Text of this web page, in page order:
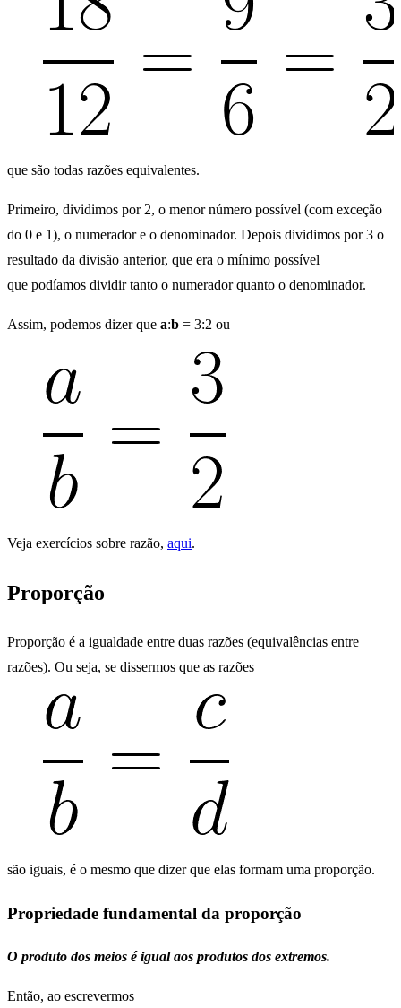
que são todas razões equivalentes.
Primeiro, dividimos por 2, o menor número possível (com exceção
do 0 e 1), o numerador e o denominador. Depois dividimos por 3 o
resultado da divisão anterior, que era o mínimo possível
que podíamos dividir tanto o numerador quanto o denominador.
Assim, podemos dizer que a:b = 3:2 ou
Veja exercícios sobre razão, aqui.
Proporção
Proporção é a igualdade entre duas razões (equivalências entre
razões). Ou seja, se dissermos que as razões
são iguais, é o mesmo que dizer que elas formam uma proporção.
Propriedade fundamental da proporção
O produto dos meios é igual aos produtos dos extremos.
Então, ao escrevermos